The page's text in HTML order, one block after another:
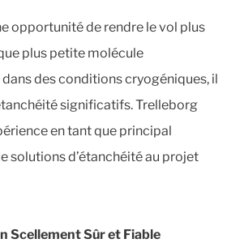
opportunité de rendre le vol plus
plus petite molécule
des conditions cryogéniques, il
significatifs. Trelleborg
en tant que principal
solutions d’étanchéité au projet
Scellement Sûr et Fiable